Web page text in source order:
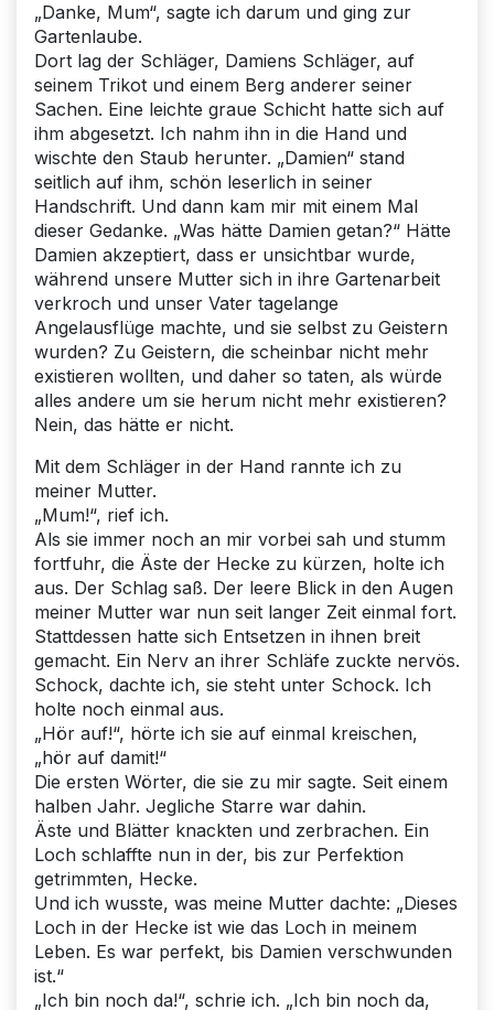
„Danke, Mum“, sagte ich darum und ging zur
Gartenlaube.
Dort lag der Schläger, Damiens Schläger, auf
seinem Trikot und einem Berg anderer seiner
Sachen. Eine leichte graue Schicht hatte sich auf
ihm abgesetzt. Ich nahm ihn in die Hand und
wischte den Staub herunter. „Damien“ stand
seitlich auf ihm, schön leserlich in seiner
Handschrift. Und dann kam mir mit einem Mal
dieser Gedanke. „Was hätte Damien getan?“ Hätte
Damien akzeptiert, dass er unsichtbar wurde,
während unsere Mutter sich in ihre Gartenarbeit
verkroch und unser Vater tagelange
Angelausflüge machte, und sie selbst zu Geistern
wurden? Zu Geistern, die scheinbar nicht mehr
existieren wollten, und daher so taten, als würde
alles andere um sie herum nicht mehr existieren?
Nein, das hätte er nicht.
Mit dem Schläger in der Hand rannte ich zu
meiner Mutter.
„Mum!“, rief ich.
Als sie immer noch an mir vorbei sah und stumm
fortfuhr, die Äste der Hecke zu kürzen, holte ich
aus. Der Schlag saß. Der leere Blick in den Augen
meiner Mutter war nun seit langer Zeit einmal fort.
Stattdessen hatte sich Entsetzen in ihnen breit
gemacht. Ein Nerv an ihrer Schläfe zuckte nervös.
Schock, dachte ich, sie steht unter Schock. Ich
holte noch einmal aus.
„Hör auf!“, hörte ich sie auf einmal kreischen,
„hör auf damit!“
Die ersten Wörter, die sie zu mir sagte. Seit einem
halben Jahr. Jegliche Starre war dahin.
Äste und Blätter knackten und zerbrachen. Ein
Loch schlaffte nun in der, bis zur Perfektion
getrimmten, Hecke.
Und ich wusste, was meine Mutter dachte: „Dieses
Loch in der Hecke ist wie das Loch in meinem
Leben. Es war perfekt, bis Damien verschwunden
ist.“
„Ich bin noch da!“, schrie ich. „Ich bin noch da,